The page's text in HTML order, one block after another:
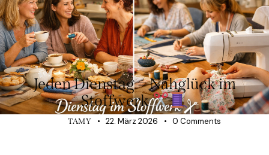
NEUES BEI STOFFWERK ARBON
Jeden Dienstag = Nähglück im
Stoffwerk
TAMY 22. März 2026 0 Comments